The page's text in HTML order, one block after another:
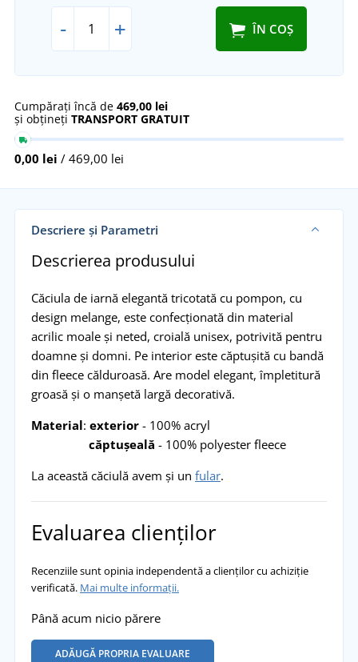
- + ÎN COȘ
Cumpărați încă de 469,00 lei
și obțineți TRANSPORT GRATUIT
0,00 lei / 469,00 lei
Descriere și Parametri
Descrierea produsului
Căciula de iarnă elegantă tricotată cu pompon, cu
design melange, este confecționată din material
acrilic moale și neted, croială unisex, potrivită pentru
doamne și domni. Pe interior este căptușită cu bandă
din fleece călduroasă. Are model elegant, împletitură
groasă și o manșetă largă decorativă.
Material: exterior- 100% acryl
căptușeală - 100% polyester fleece
La această căciulă avem și un fular.
Evaluarea clienților
Recenziile sunt opinia independentă a clienților cu achiziție
verificată. Mai multe informații.
Până acum nicio părere
ADĂUGĂ PROPRIA EVALUARE